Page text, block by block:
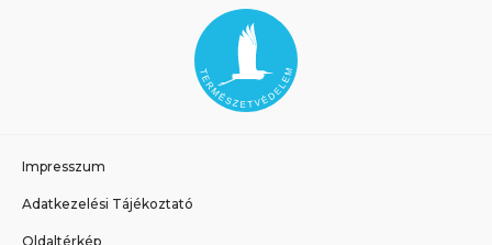
Impresszum
Adatkezelési Tájékoztató
Oldaltérkép